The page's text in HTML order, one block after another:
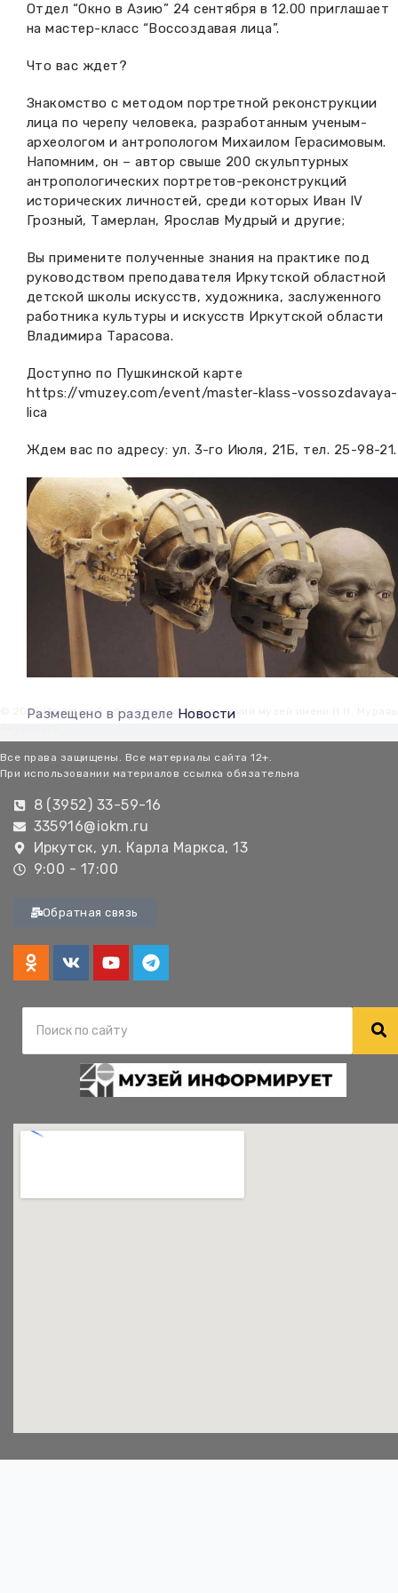
Вакансии музея
Проекты и программы
Научные издания
Новости
Фонды и коллекции
Партнеры
Дирекция
Ледокол Ангара
КПЦ им. свт. Иннокентия (Вениаминова)
Научно-фондовый отдел
Мемориальный дом А.М. Тюрюмина
Музеи региона
Передвижные выставки
Отчетность
Профессиональные мероприятия
Отдел “Окно в Азию” 24 сентября в 12.00 приглашает
на мастер-класс “Воссоздавая лица”.
Что вас ждет?
Знакомство с методом портретной реконструкции
лица по черепу человека, разработанным ученым-
археологом и антропологом Михаилом Герасимовым.
Напомним, он – автор свыше 200 скульптурных
антропологических портретов-реконструкций
исторических личностей, среди которых Иван IV
Грозный, Тамерлан, Ярослав Мудрый и другие;
Вы примените полученные знания на практике под
руководством преподавателя Иркутской областной
детской школы искусств, художника, заслуженного
работника культуры и искусств Иркутской области
Владимира Тарасова.
Доступно по Пушкинской карте
https://vmuzey.com/event/master-klass-vossozdavaya-
lica
Ждем вас по адресу: ул. 3-го Июля, 21Б, тел. 25-98-21.
Размещено в разделе Новости
© 2026 Иркутский областной краеведческий музей имени Н.Н.
Все права защищены. Все материалы сайта 12+.
При использовании материалов ссылка обязательна
8 (3952) 33-59-16
335916@iokm.ru
Иркутск, ул. Карла Маркса, 13
9:00 - 17:00
Обратная связь